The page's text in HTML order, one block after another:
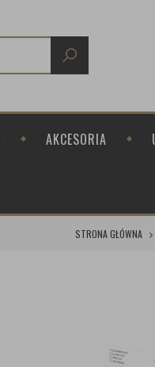
AKCESORIA
STRONA GŁÓWNA